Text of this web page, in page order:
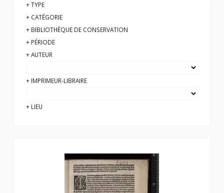
TYPE
CATÉGORIE
BIBLIOTHÈQUE DE CONSERVATION
PÉRIODE
AUTEUR
IMPRIMEUR-LIBRAIRE
LIEU